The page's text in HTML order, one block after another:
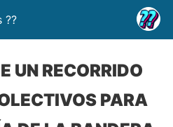
??
UN RECORRIDO
PARA